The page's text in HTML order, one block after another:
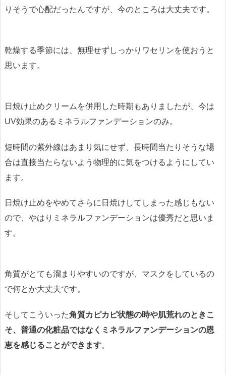
りそうで心配だったんですが、今のところは大丈夫です。
乾燥する季節には、無理せずしっかりワセリンを使おうと
思います。
日焼け止めクリームを併用した時期もありましたが、今は
UV効果のあるミネラルファンデーションのみ。
短時間の紫外線はあまり気にせず、長時間当たりそうな場
合は直接当たらないよう物理的に気をつけるようにしてい
ます。
日焼け止めをやめてさらに日焼けしてしまった感じもない
ので、やはりミネラルファンデーションは優秀だと思いま
す。
角質がとても溜まりやすいのですが、マスクをしているの
で何とか大丈夫です。
そしてこういった角質カピカピ状態の時や肌荒れのときこ
そ、普通の化粧品ではなくミネラルファンデーションの恩
恵を感じることができます。